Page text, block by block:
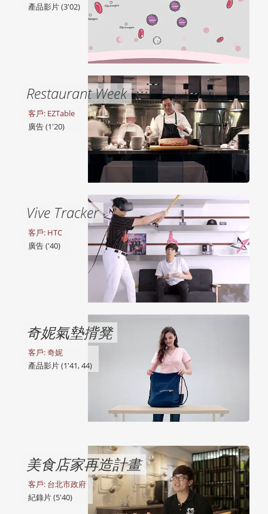
產品影片 (3'02)
Restaurant Week
客戶: EZTable
廣告 (1'20)
Vive Tracker
客戶: HTC
廣告 ('40)
奇妮氣墊揹凳
客戶: 奇妮
產品影片 (1'41, 44)
守護生命奇蹟
客戶: 奇妮
廣告 (1'18)
美食店家再造計畫
客戶: 台北市政府
紀錄片 (5'40)